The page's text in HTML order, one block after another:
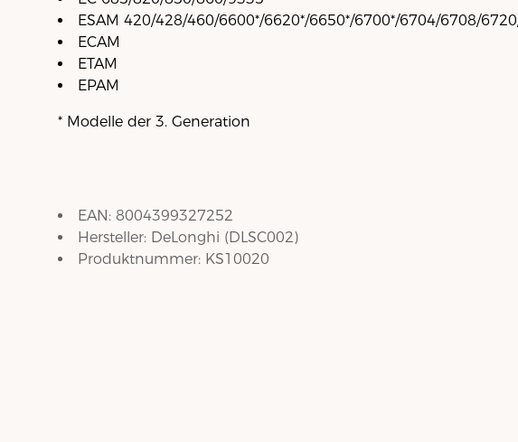
ESAM 420/428/460/6600*/6620*/6650*/6700*/6704/6708/
ECAM
ETAM
EPAM
* Modelle der 3. Generation
EAN: 8004399327252
Hersteller: DeLonghi (DLSC002)
Produktnummer: KS10020